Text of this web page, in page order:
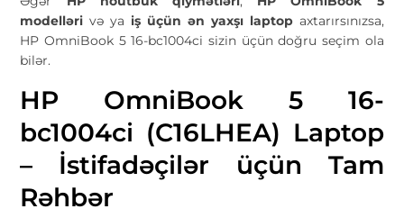
modelləri və ya iş üçün ən yaxşı laptopaxtarırsınızsa,
HP OmniBook 5 16-bc1004ci sizin üçün doğru seçim ola
bilər.
HP OmniBook 5 16-
bc1004ci (C16LHEA) Laptop
– İstifadəçilər üçün Tam
Rəhbər